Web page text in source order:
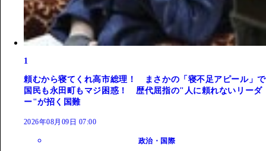
1
頼むから寝てくれ高市総理！ まさかの「寝不足アピール」で
国民も永田町もマジ困惑！ 歴代屈指の"人に頼れないリーダ
ー"が招く国難
2026年08月09日 07:00
政治・国際